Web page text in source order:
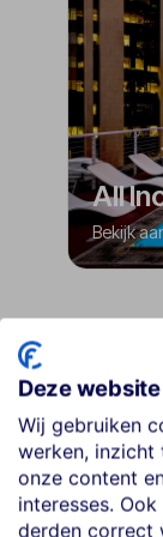
All
Bekijk
Deze
Wij gebruiken
werken, inzicht
onze content
interesses.
derden correct